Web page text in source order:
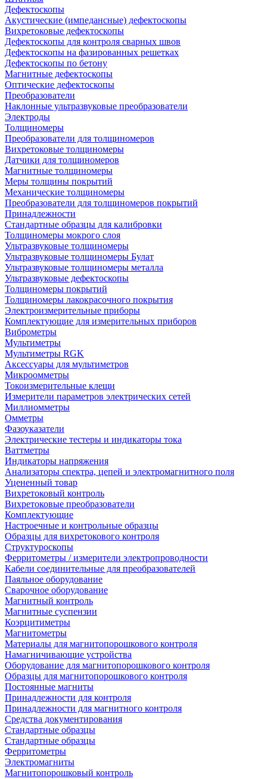
Дефектоскопы
Акустические (импедансные) дефектоскопы
Вихретоковые дефектоскопы
Дефектоскопы для контроля сварных швов
Дефектоскопы на фазированных решетках
Дефектоскопы по бетону
Магнитные дефектоскопы
Оптические дефектоскопы
Преобразователи
Наклонные ультразвуковые преобразователи
Электроды
Толщиномеры
Преобразователи для толщиномеров
Вихретоковые толщиномеры
Датчики для толщиномеров
Магнитные толщиномеры
Меры толщины покрытий
Механические толщиномеры
Преобразователи для толщиномеров покрытий
Принадлежности
Стандартные образцы для калибровки
Толщиномеры мокрого слоя
Ультразвуковые толщиномеры
Ультразвуковые толщиномеры Булат
Ультразвуковые толщиномеры металла
Ультразвуковые дефектоскопы
Толщиномеры покрытий
Толщиномеры лакокрасочного покрытия
Электроизмерительные приборы
Комплектующие для измерительных приборов
Виброметры
Мультиметры
Мультиметры RGK
Аксессуары для мультиметров
Микроомметры
Токоизмерительные клещи
Измерители параметров электрических сетей
Миллиомметры
Омметры
Фазоуказатели
Электрические тестеры и индикаторы тока
Ваттметры
Индикаторы напряжения
Анализаторы спектра, цепей и электромагнитного поля
Уцененный товар
Вихретоковый контроль
Вихретоковые преобразователи
Комплектующие
Настроечные и контрольные образцы
Образцы для вихретокового контроля
Структуроскопы
Ферритометры / измерители электропроводности
Кабели соединительные для преобразователей
Паяльное оборудование
Сварочное оборудование
Магнитный контроль
Магнитные суспензии
Коэрцитиметры
Магнитометры
Материалы для магнитопорошкового контроля
Намагничивающие устройства
Оборудование для магнитопорошкового контроля
Образцы для магнитопорошкового контроля
Постоянные магниты
Принадлежности для контроля
Принадлежности для магнитного контроля
Средства документирования
Стандартные образцы
Стандартные образцы
Ферритометры
Электромагниты
Магнитопорошковый контроль